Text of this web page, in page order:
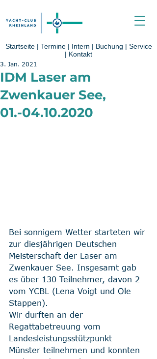
Startseite| Termine | Intern | Buchung | Service
| Kontakt
IDM Laser am
Zwenkauer See,
01.-04.10.2020
3. Jan. 2021
Bei sonnigem Wetter starteten wir
zur diesjährigen Deutschen
Meisterschaft der Laser am
Zwenkauer See. Insgesamt gab
es über 130 Teilnehmer, davon 2
vom YCBL (Lena Voigt und Ole
Stappen).
Wir durften an der
Regattabetreuung vom
Landesleistungsstützpunkt
Münster teilnehmen und konnten